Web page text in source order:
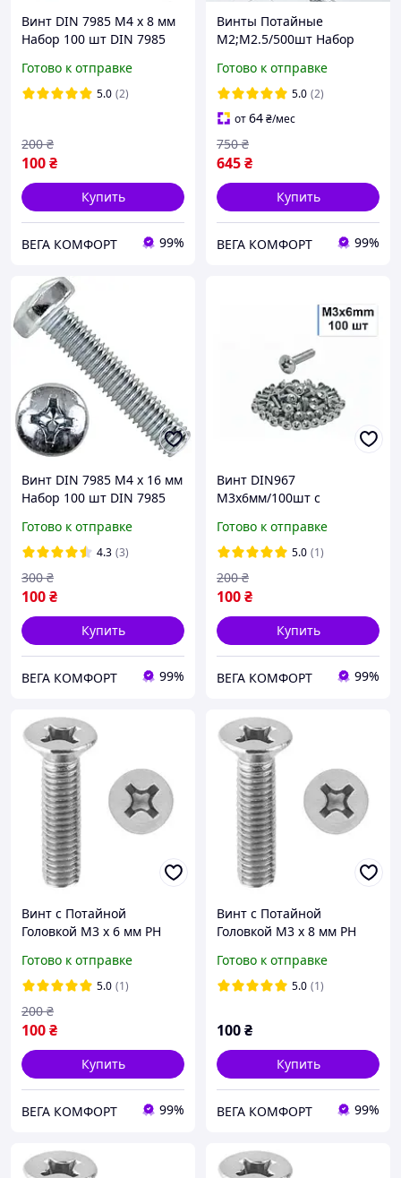
Винт DIN 7985 М4 х 8 мм
Набор 100 шт DIN 7985
Готово к отправке
5.0 (2)
100₴
200 ₴
Купить
ВЕГА КОМФОРТ 99%
Винты Потайные
М2;М2.5/500шт Набор
DIN 7991 Прочность 10.9
Spec (SP-0674501)
Готово к отправке
5.0 (2)
от64₴/мес
645₴
750 ₴
Купить
ВЕГА КОМФОРТ 99%
Винт DIN 7985 М4 х 16 мм
Набор 100 шт DIN 7985
Готово к отправке
4.3 (3)
100₴
300 ₴
Купить
ВЕГА КОМФОРТ 99%
Винт DIN967
М3х6мм/100шт с
Прессшайбой
Оцинкованный Spec
Готово к отправке
5.0 (1)
100₴
200 ₴
Купить
ВЕГА КОМФОРТ 99%
Винт с Потайной
Головкой М3 х 6 мм PH
Готово к отправке
5.0 (1)
100₴
200 ₴
Купить
ВЕГА КОМФОРТ 99%
Винт с Потайной
Головкой М3 х 8 мм PH
Готово к отправке
5.0 (1)
100₴
Купить
ВЕГА КОМФОРТ 99%